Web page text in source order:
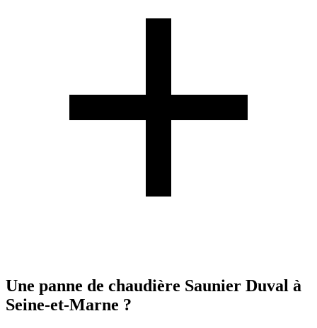
Une panne de chaudière Saunier Duval à
Seine-et-Marne ?